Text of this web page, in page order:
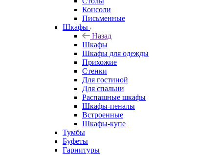
Консоли
Письменные
Шкафы
Назад
Шкафы
Шкафы для одежды
Прихожие
Стенки
Для гостиной
Для спальни
Распашные шкафы
Шкафы-пеналы
Встроенные
Шкафы-купе
Тумбы
Буфеты
Гарнитуры